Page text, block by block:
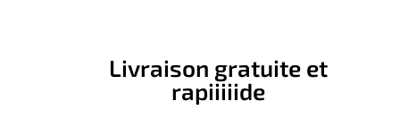
Livraison gratuite et
rapiiiiide